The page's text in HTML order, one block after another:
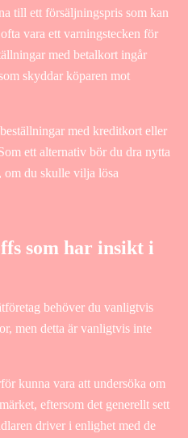
till ett försäljningspris som kan
vara ett varningstecken för
med betalkort ingår
skyddar köparen mot
med kreditkort eller
ett alternativ bör du dra nytta
du skulle vilja lösa
som har insikt i
behöver du vanligtvis
men detta är vanligtvis inte
kunna vara att undersöka om
eftersom det generellt sett
driver i enlighet med de